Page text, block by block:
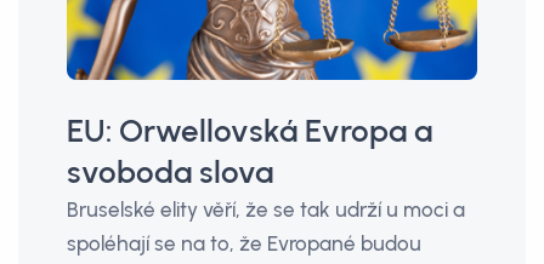
EU: Orwellovská Evropa a
svoboda slova
Bruselské elity věří, že se tak udrží u moci a
spoléhají se na to, že Evropané budou